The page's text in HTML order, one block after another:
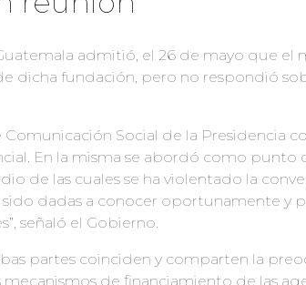
admitió, el 26 de mayo que el
dicha fundación, pero no respondió
Comunicación Social de la Presidencia
En la misma se abordó como punto
de las cuales se ha violentado la
sido dadas a conocer oportunamente y
señaló el Gobierno.
partes coinciden y comparten la
mecanismos de financiamiento de las